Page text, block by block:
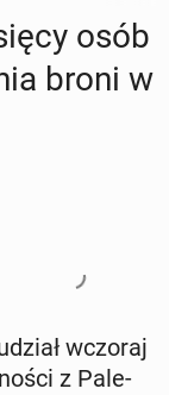
osób
broni w
wczoraj
z Pa­le­